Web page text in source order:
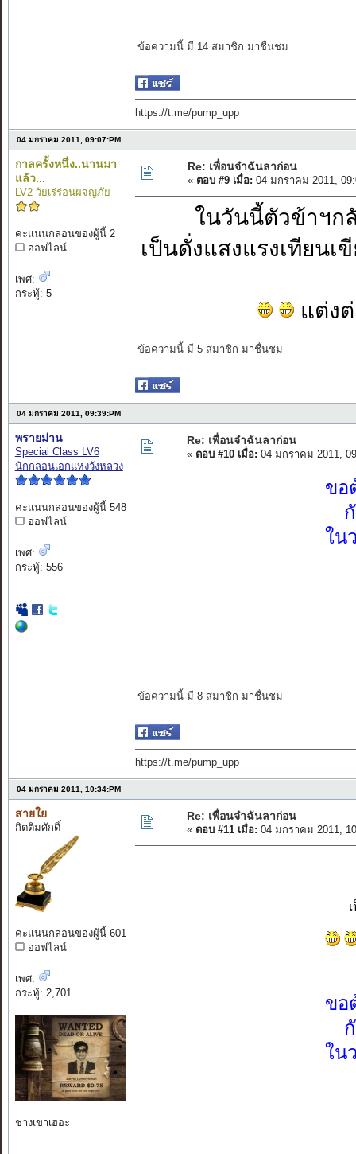
ข้อความนี้ มี 14 สมาชิก มาชื่นชม
https://t.me/pump_upp
04 มกราคม 2011, 09:07:PM
กาลครั้งหนึ่ง..นานมา
แล้ว...
LV2 วัยเร่ร่อนผจญภัย
คะแนนกลอนของผู้นี้ 2
ออฟไลน์
เพศ:
กระทู้: 5
Re: เพื่อนจ๋าฉันลาก่อน
« ตอบ #9 เมื่อ: 04 มกราคม 2011,
ในวันนี้ตัวข้าฯก
เป็นดั่งแสงแรงเทียน
แต่ง
ข้อความนี้ มี 5 สมาชิก มาชื่นชม
04 มกราคม 2011, 09:39:PM
พรายม่าน
Special Class LV6
นักกลอนเอกแห่งวังหลวง
คะแนนกลอนของผู้นี้ 548
ออฟไลน์
เพศ:
กระทู้: 556
Re: เพื่อนจ๋าฉันลาก่อน
« ตอบ #10 เมื่อ: 04 มกราคม 2011,
ขอ
ใน
ข้อความนี้ มี 8 สมาชิก มาชื่นชม
https://t.me/pump_upp
04 มกราคม 2011, 10:34:PM
สายใย
กิตติมศักดิ์
คะแนนกลอนของผู้นี้ 601
ออฟไลน์
เพศ:
กระทู้: 2,701
ช่างเขาเฮอะ
Re: เพื่อนจ๋าฉันลาก่อน
« ตอบ #11 เมื่อ: 04 มกราคม 2011,
ขอ
ใน